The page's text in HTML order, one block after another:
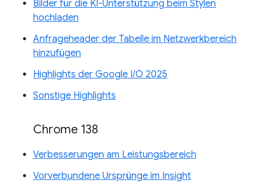
Bilder für die KI-Unterstützung beim Stylen
hochladen
Anfrageheader der Tabelle im Netzwerkbereich
hinzufügen
Highlights der Google I/O 2025
Sonstige Highlights
Chrome 138
Verbesserungen am Leistungsbereich
Vorverbundene Ursprünge im Insight